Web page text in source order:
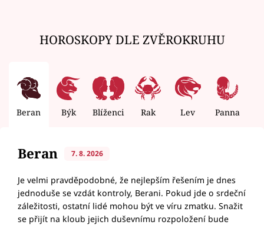
HOROSKOPY DLE ZVĚROKRUHU
Beran Býk Blíženci Rak Lev Panna
Beran 7. 8. 2026
Je velmi pravděpodobné, že nejlepším řešením je dnes
jednoduše se vzdát kontroly, Berani. Pokud jde o srdeční
záležitosti, ostatní lidé mohou být ve víru zmatku. Snažit
se přijít na kloub jejich duševnímu rozpoložení bude